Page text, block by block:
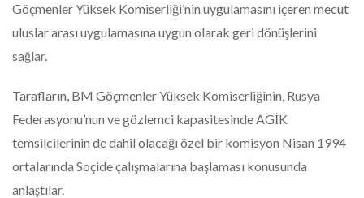
Göçmenler Yüksek Komiserliği’nin uygulamasını içeren mecut
uluslar arası uygulamasına uygun olarak geri dönüşlerini
sağlar.
Tarafların, BM Göçmenler Yüksek Komiserliğinin, Rusya
Federasyonu’nun ve gözlemci kapasitesinde AGİK
temsilcilerinin de dahil olacağı özel bir komisyon Nisan 1994
ortalarında Soçide çalışmalarına başlaması konusunda
anlaştılar.